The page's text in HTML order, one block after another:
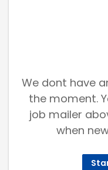
We dont have
the moment.
job mailer
when